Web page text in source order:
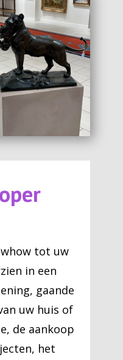
tot uw
in een
gaande
uw huis of
de aankoop
het